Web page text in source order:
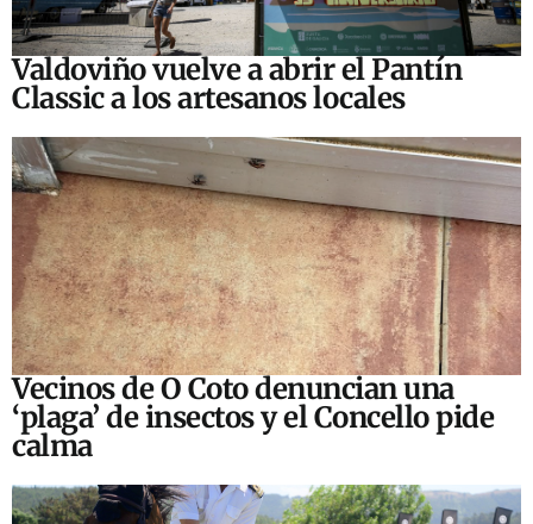
Valdoviño vuelve a abrir el Pantín
Classic a los artesanos locales
Vecinos de O Coto denuncian una
‘plaga’ de insectos y el Concello pide
calma